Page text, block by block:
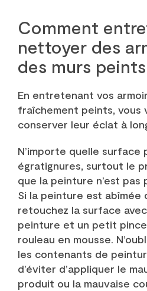
Comment
nettoyer des
des murs peints
En entretenant vos
fraîchement peints, vous
conserver leur éclat à
N’importe quelle
égratignures, surtout le
que la peinture n’est
Si la peinture est abîmée
retouchez la surface
peinture et un petit
rouleau en mousse.
les contenants de
d’éviter d’appliquer le
produit ou la mauvaise